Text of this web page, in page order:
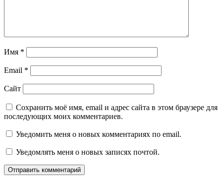
Имя *
Email *
Сайт
Сохранить моё имя, email и адрес сайта в этом браузере для
последующих моих комментариев.
Уведомить меня о новых комментариях по email.
Уведомлять меня о новых записях почтой.